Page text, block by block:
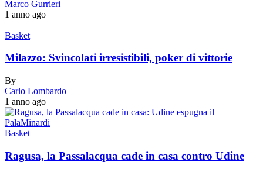
Marco Gurrieri
1 anno ago
Basket
Milazzo: Svincolati irresistibili, poker di vittorie
By
Carlo Lombardo
1 anno ago
Basket
Ragusa, la Passalacqua cade in casa contro Udine